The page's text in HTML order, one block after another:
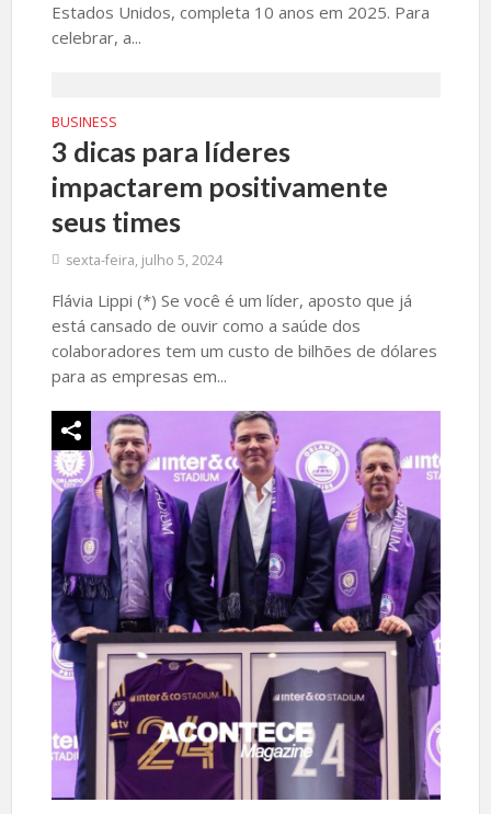
Estados Unidos, completa 10 anos em 2025. Para
celebrar, a...
BUSINESS
3 dicas para líderes
impactarem positivamente
seus times
sexta-feira, julho 5, 2024
Flávia Lippi (*) Se você é um líder, aposto que já
está cansado de ouvir como a saúde dos
colaboradores tem um custo de bilhões de dólares
para as empresas em...